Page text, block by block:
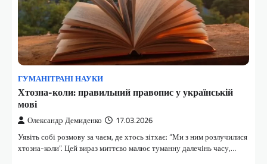
ГУМАНІТРАНІ НАУКИ
Хтозна-коли: правильний правопис у українській
мові
Олександр Демиденко 17.03.2026
Уявіть собі розмову за чаєм, де хтось зітхає: “Ми з ним розлучилися
хтозна-коли”. Цей вираз миттєво малює туманну далечінь часу,…